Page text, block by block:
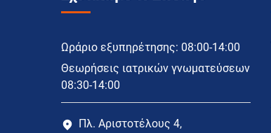
Ωράριο εξυπηρέτησης: 08:00-14:00
Θεωρήσεις ιατρικών γνωματεύσεων
08:30-14:00
Πλ. Αριστοτέλους 4,